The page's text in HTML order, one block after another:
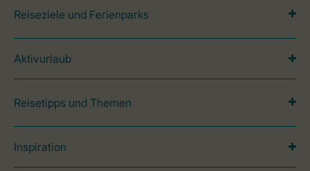
Reiseziele und Ferienparks
Aktivurlaub
Reisetipps und Themen
Inspiration